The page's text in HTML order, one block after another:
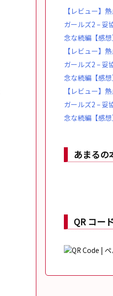
【レビュー】
ガールズ2 – 妥
念な続編【感想
【レビュー】
ガールズ2 – 妥
念な続編【感想
【レビュー】
ガールズ2 – 妥
念な続編【感想
あまるの
QR コー